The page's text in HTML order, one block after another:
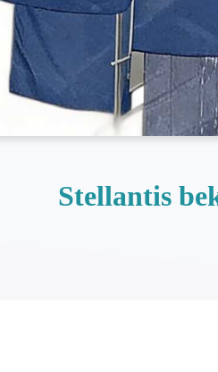
Stellantis